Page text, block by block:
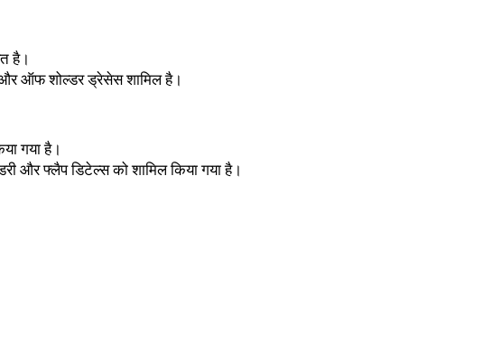
है।
ऑफ शोल्डर ड्रेसेस शामिल है।
गया है।
और फ्लैप डिटेल्स को शामिल किया गया है।